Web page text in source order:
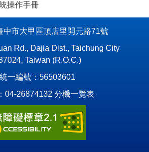
操作手冊
中市大甲區頂店里開元路71號
Rd., Dajia Dist., Taichung City
Taiwan (R.O.C.)
統一編號：56503601
04-26874132 分機一覽表